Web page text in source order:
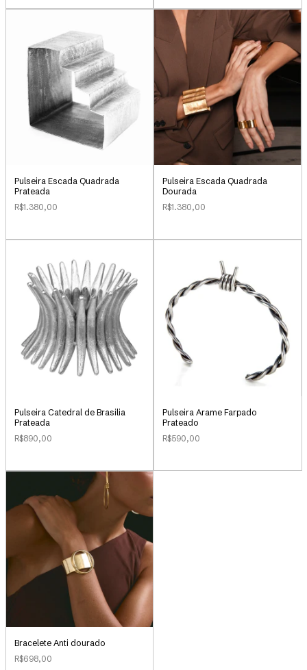
Pulseira Escada Quadrada
Prateada
R$1.380,00
Pulseira Escada Quadrada
Dourada
R$1.380,00
Pulseira Catedral de Brasilia
Prateada
R$890,00
Pulseira Arame Farpado
Prateado
R$590,00
Bracelete Anti dourado
R$698,00